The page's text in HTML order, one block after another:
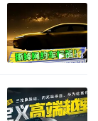
01:12